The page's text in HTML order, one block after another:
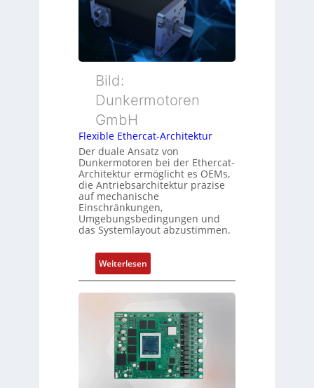
c
h
g
e
u
u
n
d
Z
u
s
t
d
b
e
r
w
a
t
e
y
s
o
r
g
t
f
ü
r
m
e
h
r
L
e
i
s
t
Bild:
Dunkermotoren
GmbH
Flexible Ethercat-Architektur
Der duale Ansatz von
Dunkermotoren bei der Ethercat-
Architektur ermöglicht es OEMs,
die Antriebsarchitektur präzise
auf mechanische
Einschränkungen,
Umgebungsbedingungen und
das Systemlayout abzustimmen.
Weiterlesen:
F
l
x
i
b
l
e